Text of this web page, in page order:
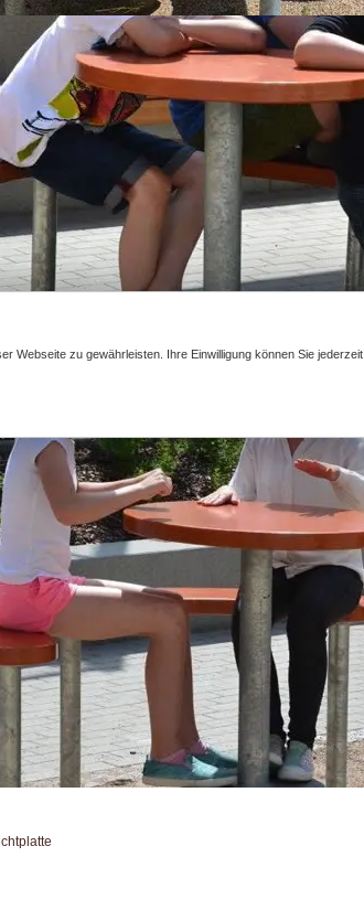
Webseite zu gewährleisten. Ihre Einwilligung können Sie jederzeit